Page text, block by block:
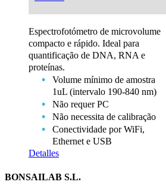
Espectrofotómetro de microvolume
compacto e rápido. Ideal para
quantificação de DNA, RNA e
proteínas.
Volume mínimo de amostra
1uL (intervalo 190-840 nm)
Não requer PC
Não necessita de calibração
Conectividade por WiFi,
Ethernet e USB
Detalles
BONSAILAB S.L.